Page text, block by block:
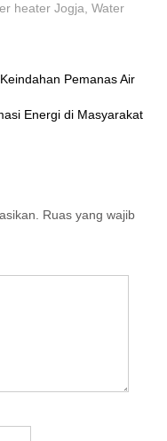
heater Jogja Water
Pemanas Air
Energi di Masyarakat
Ruas yang wajib